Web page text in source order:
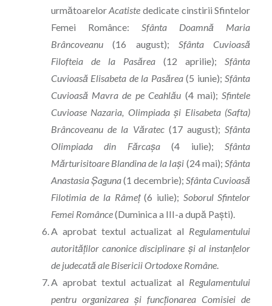
următoarelorAcatiste dedicate cinstirii Sfintelor
Femei Românce: Sfânta Doamnă Maria
Brâncoveanu(16 august); Sfânta Cuvioasă
Filofteia de la Pasărea (12 aprilie);Sfânta
Cuvioasă Elisabeta de la Pasărea(5 iunie);Sfânta
Cuvioasă Mavra de pe Ceahlău (4 mai);Sfintele
Cuvioase Nazaria, Olimpiada și Elisabeta (Safta)
Brâncoveanu de la Văratec(17 august);Sfânta
Olimpiada din Fărcașa(4 iulie);Sfânta
Mărturisitoare Blandina de la Iași (24 mai);Sfânta
Anastasia Șaguna(1 decembrie);Sfânta Cuvioasă
Filotimia de la Râmeț(6 iulie); Soborul Sfintelor
Femei Românce(Duminica a III-a după Paști).
A aprobat textul actualizat al Regulamentului
autorităților canonice disciplinare și al instanțelor
de judecată ale Bisericii Ortodoxe Române.
A aprobat textul actualizat al Regulamentului
pentru organizarea și funcționarea Comisiei de